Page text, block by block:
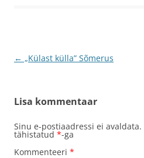
Postituste
← „Külast külla” Sõmerus
Lisa kommentaar
Sinu e-postiaadressi ei avaldata.
tähistatud *-ga
Kommenteeri *